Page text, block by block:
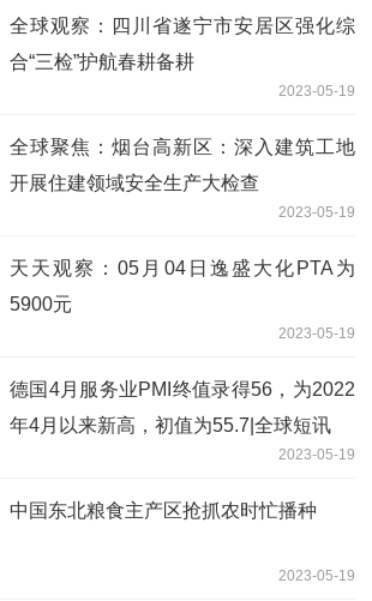
全球观察：四川省遂宁市安居区强化综
合“三检”护航春耕备耕
2023-05-19
全球聚焦：烟台高新区：深入建筑工地
开展住建领域安全生产大检查
2023-05-19
天天观察：05月04日逸盛大化PTA为
5900元
2023-05-19
德国4月服务业PMI终值录得56，为2022
年4月以来新高，初值为55.7|全球短讯
2023-05-19
中国东北粮食主产区抢抓农时忙播种
2023-05-19